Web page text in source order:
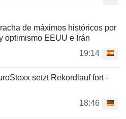
de máximos históricos por
optimismo EEUU e Irán
19:14
setzt Rekordlauf fort -
18:46